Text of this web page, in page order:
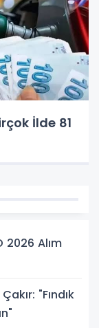
İlde 81
2026 Alım
"Fındık